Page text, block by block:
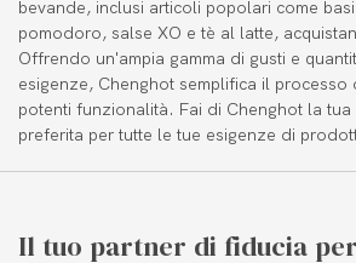
bevande, inclusi articoli popolari come
pomodoro, salse XO e tè al latte,
Offrendo un'ampia gamma di gusti e
esigenze, Chenghot semplifica il processo
potenti funzionalità. Fai di Chenghot la
preferita per tutte le tue esigenze di
Il tuo partner di fiducia